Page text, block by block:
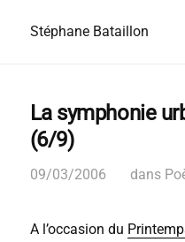
Stéphane Bataillon
La symphonie
(6/9)
09/03/2006 dans
A l’occasion du